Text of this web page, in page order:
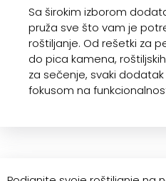
Sa širokim izborom
pruža sve što vam je
roštiljanje. Od rešetki za
do pica kamena,
za sečenje, svaki
fokusom na